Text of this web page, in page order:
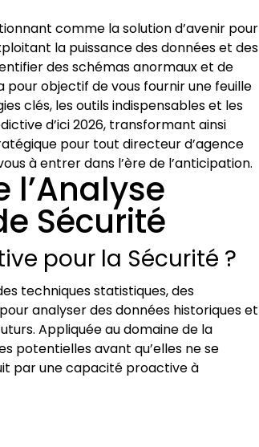
comme la solution d’avenir pour
la puissance des données et des
des schémas anormaux et de
pour objectif de vous fournir une feuille
clés, les outils indispensables et les
d’ici 2026, transformant ainsi
pour tout directeur d’agence
à entrer dans l’ère de l’anticipation.
l’Analyse
Sécurité
pour la Sécurité ?
techniques statistiques, des
analyser des données historiques et
Appliquée au domaine de la
potentielles avant qu’elles ne se
par une capacité proactive à